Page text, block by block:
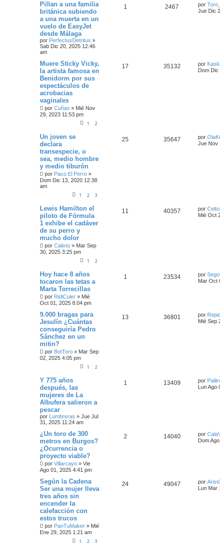
Pillan a una familia
británica subiendo
a una muerta en un
vuelo de EasyJet
desde Málaga
por PerfectusDetritus »
Sab Dic 20, 2025 12:46
am
1 2467 por
Jue Dic
Muere Sticky Vicky,
la artista famosa en
Benidorm por sus
espectáculos de
acrobacias
vaginales
por Cuñao » Mié Nov
29, 2023 11:53 pm
1 2
17 35132 por
Dom
Un joven se
declara
transespecie, o
sea, medio hombre
y medio tiburón
por Paco El Perro »
Dom Dic 13, 2020 12:38
am
1 2 3
25 35647 por
Jue Nov
Lewis Hamilton el
piloto de Fórmula
1 exhibe el cadáver
de su perro y
mucho dolor
por Calixto » Mar Sep
30, 2025 3:25 pm
1 2
11 40357 por
Mié Oct
Hoy hace 8 años
tocaron las tetas a
Marta Torrecillas
por RidiCuler » Mié
Oct 01, 2025 8:04 pm
1 23534 por
Mar Oct
9.000 bragas para
Jesulín ¿Cuántas
conseguiría Pedro
Sánchez en un
mitin?
por BotToro » Mar Sep
02, 2025 4:05 pm
1 2
13 36801 por
Mié Sep
Y 775 años
después, las
mujeres de La
Albufera salieron a
pescar
por Lumbreras » Jue Jul
31, 2025 11:24 am
1 13409 por
Lun Ago
¿Un toro de 300
metros en Burgos?
¿Ocurrencia o
proyecto viable?
por Villarcayo » Vie
Ago 01, 2025 4:41 pm
2 14040 por
Dom
Según la Cadena
Ser una mujer lleva
tres años sin
encender la
calefacción con
estos trucos
por PanTuMaker » Mié
Ene 29, 2025 1:21 am
1 2 3
24 49047 por
Lun Mar